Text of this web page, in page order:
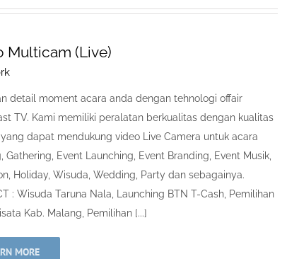
Multicam (Live)
detail moment acara anda dengan tehnologi offair
TV. Kami memiliki peralatan berkualitas dengan kualitas
yang dapat mendukung video Live Camera untuk acara
Gathering, Event Launching, Event Branding, Event Musik,
Holiday, Wisuda, Wedding, Party dan sebagainya.
: Wisuda Taruna Nala, Launching BTN T-Cash, Pemilihan
Kab. Malang, Pemilihan [...]
MORE